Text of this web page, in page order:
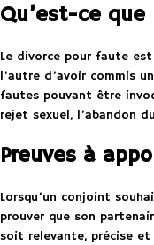
Qu’est-ce
Le divorce pour faute
l’autre d’avoir commis
fautes pouvant être
rejet sexuel, l’abandon
Preuves à
Lorsqu’un conjoint
prouver que son
soit relevante, précise